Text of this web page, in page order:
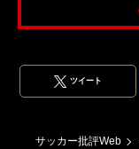
ツイート
サッカー批評Web